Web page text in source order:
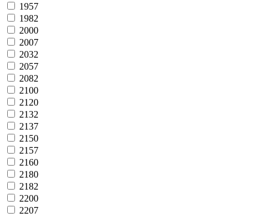
1957
1982
2000
2007
2032
2057
2082
2100
2120
2132
2137
2150
2157
2160
2180
2182
2200
2207